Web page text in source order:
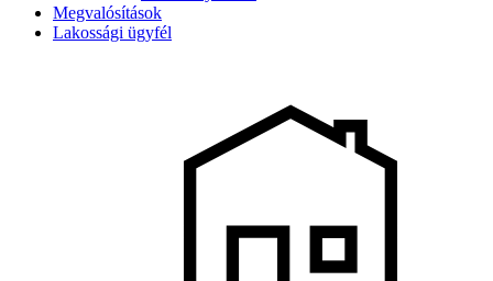
Megvalósítások
Lakossági ügyfél